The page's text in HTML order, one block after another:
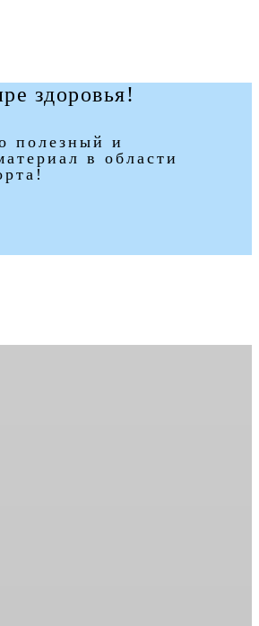
здоровья!
полезный и
в области